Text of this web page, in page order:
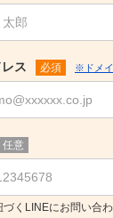
ス 必須 ※ドメ
任意
くLINEにお問い合